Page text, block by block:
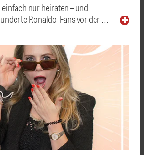
nur heiraten – und
Ronaldo-Fans vor der …